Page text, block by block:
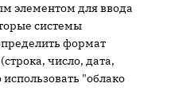
элементом для ввода
системы
формат
число, дата,
"облако